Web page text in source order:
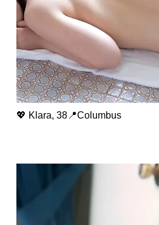
💖 Klara, 38📍Columbus